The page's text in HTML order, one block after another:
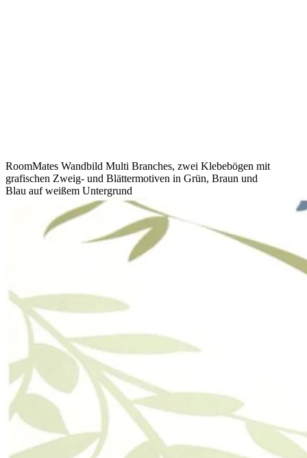
RoomMates Wandbild Multi Branches, zwei Klebebögen mit
grafischen Zweig- und Blättermotiven in Grün, Braun und
Blau auf weißem Untergrund